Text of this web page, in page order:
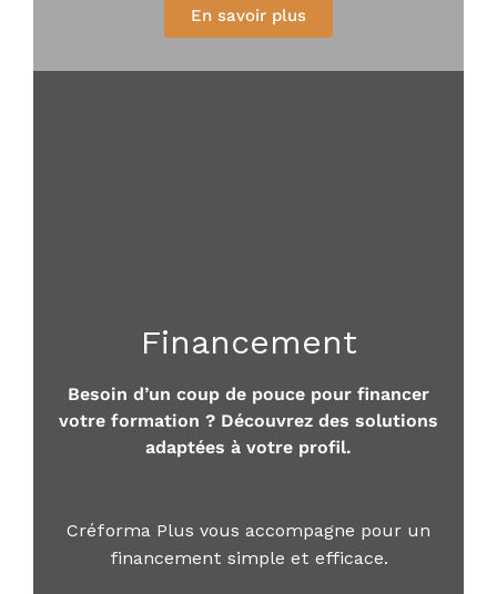
En savoir plus
Financement
Besoin d’un coup de pouce pour financer
votre formation ? Découvrez des solutions
adaptées à votre profil.
Créforma Plus vous accompagne pour un
financement simple et efficace.